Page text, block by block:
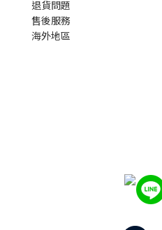
退貨問題
售後服務
海外地區